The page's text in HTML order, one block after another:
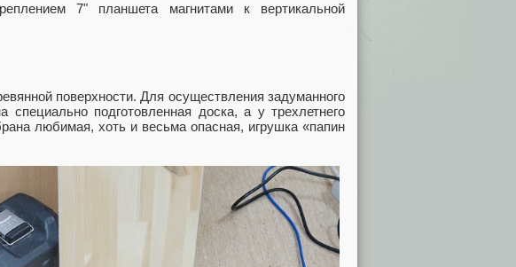
7" планшета магнитами к вертикальной
поверхности. Для осуществления задуманного
специально подготовленная доска, а у трехлетнего
любимая, хоть и весьма опасная, игрушка «папин